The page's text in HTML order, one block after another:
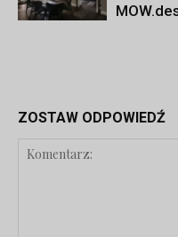
ZOSTAW ODPOWIEDŹ